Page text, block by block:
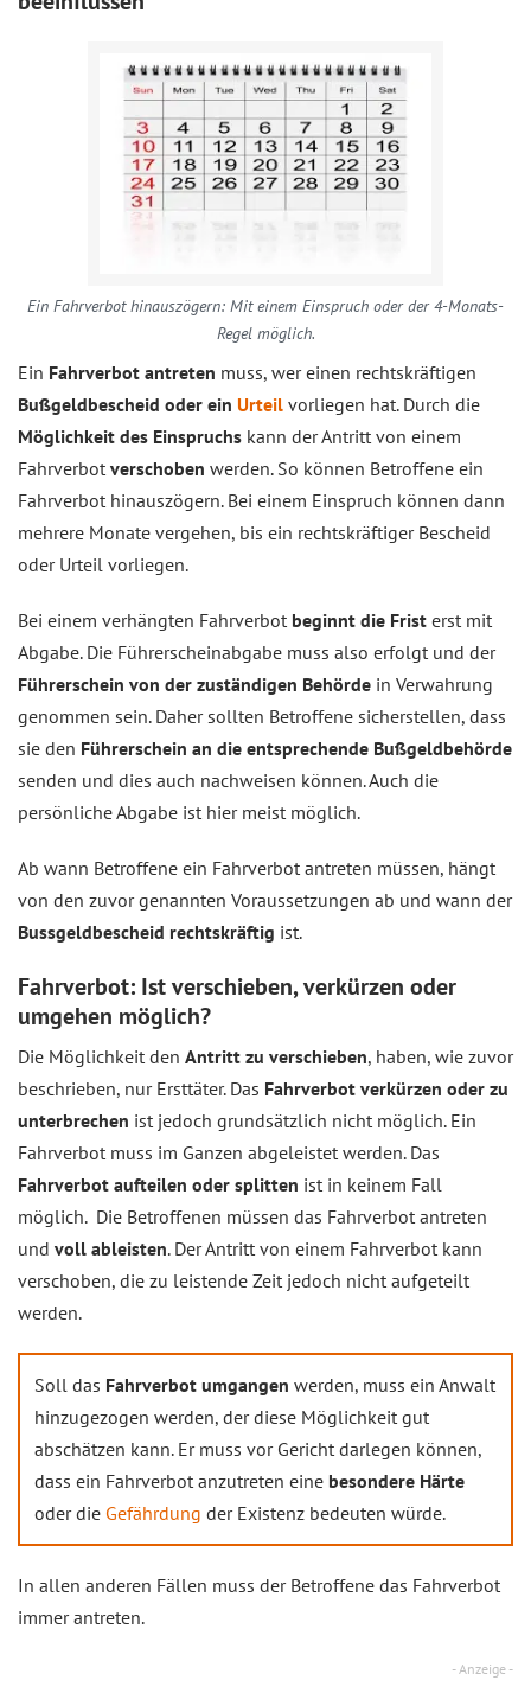
Ein Fahrverbot hinauszögern: Mit einem Einspruch oder der 4-Monats-
Regel möglich.
Ein Fahrverbot antreten muss, wer einen rechtskräftigen
Bußgeldbescheid oder ein Urteil vorliegen hat. Durch die
Möglichkeit des Einspruchs kann der Antritt von einem
Fahrverbot verschoben werden. So können Betroffene ein
Fahrverbot hinauszögern. Bei einem Einspruch können dann
mehrere Monate vergehen, bis ein rechtskräftiger Bescheid
oder Urteil vorliegen.
Bei einem verhängten Fahrverbot beginnt die Frist erst mit
Abgabe. Die Führerscheinabgabe muss also erfolgt und der
Führerschein von der zuständigen Behörde in Verwahrung
genommen sein. Daher sollten Betroffene sicherstellen, dass
sie den Führerschein an die entsprechende Bußgeldbehörde
senden und dies auch nachweisen können. Auch die
persönliche Abgabe ist hier meist möglich.
Ab wann Betroffene ein Fahrverbot antreten müssen, hängt
von den zuvor genannten Voraussetzungen ab und wann der
Bussgeldbescheid rechtskräftig ist.
Fahrverbot: Ist verschieben, verkürzen oder
umgehen möglich?
Die Möglichkeit den Antritt zu verschieben, haben, wie zuvor
beschrieben, nur Ersttäter. Das Fahrverbot verkürzen oder zu
unterbrechen ist jedoch grundsätzlich nicht möglich. Ein
Fahrverbot muss im Ganzen abgeleistet werden. Das
Fahrverbot aufteilen oder splitten ist in keinem Fall
möglich. Die Betroffenen müssen das Fahrverbot antreten
und voll ableisten. Der Antritt von einem Fahrverbot kann
verschoben, die zu leistende Zeit jedoch nicht aufgeteilt
werden.
Soll das Fahrverbot umgangen werden, muss ein Anwalt
hinzugezogen werden, der diese Möglichkeit gut
abschätzen kann. Er muss vor Gericht darlegen können,
dass ein Fahrverbot anzutreten eine besondere Härte
oder die Gefährdung der Existenz bedeuten würde.
In allen anderen Fällen muss der Betroffene das Fahrverbot
immer antreten.